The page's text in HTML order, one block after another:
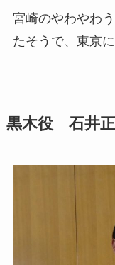
宮崎のやわやわ
たそうで、東京
黒木役 石井